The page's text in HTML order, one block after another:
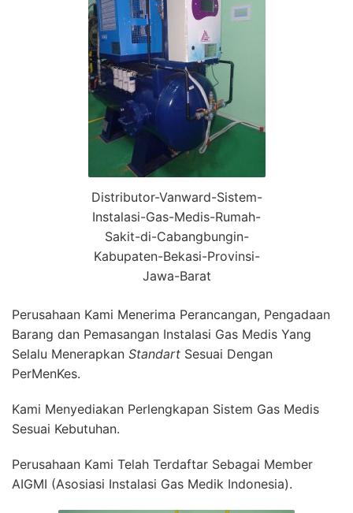
Distributor-Vanward-Sistem-
Instalasi-Gas-Medis-Rumah-
Sakit-di-Cabangbungin-
Kabupaten-Bekasi-Provinsi-
Jawa-Barat
Perusahaan Kami Menerima Perancangan, Pengadaan
Barang dan Pemasangan Instalasi Gas Medis Yang
Selalu Menerapkan Standart Sesuai Dengan
PerMenKes.
Kami Menyediakan Perlengkapan Sistem Gas Medis
Sesuai Kebutuhan.
Perusahaan Kami Telah Terdaftar Sebagai Member
AIGMI (Asosiasi Instalasi Gas Medik Indonesia).